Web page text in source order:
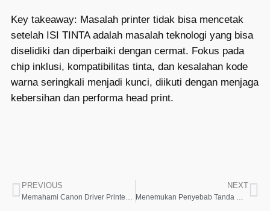
Key takeaway: Masalah printer tidak bisa mencetak
setelah ISI TINTA adalah masalah teknologi yang bisa
diselidiki dan diperbaiki dengan cermat. Fokus pada
chip inklusi, kompatibilitas tinta, dan kesalahan kode
warna seringkali menjadi kunci, diikuti dengan menjaga
kebersihan dan performa head print.
PREVIOUS NEXT